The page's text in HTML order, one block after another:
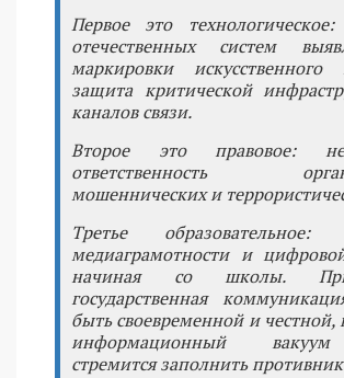
Первое это технологическое:
отечественных систем
маркировки искусственного
защита критической
каналов связи.
Второе это правовое:
ответственность
мошеннических и
Третье образовательное:
медиаграмотности и
начиная со школы.
государственная
быть своевременной и честной,
информационный
стремится заполнить